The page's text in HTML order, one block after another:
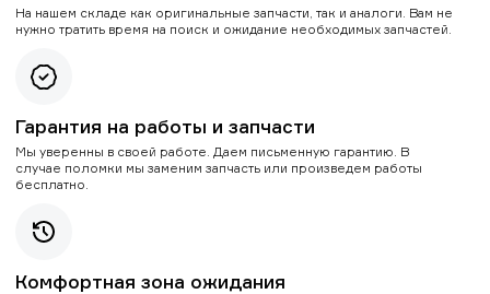
На нашем складе как оригинальные запчасти, так и аналоги. Вам не
нужно тратить время на поиск и ожидание необходимых запчастей.
Гарантия на работы и запчасти
Мы уверенны в своей работе. Даем письменную гарантию. В
случае поломки мы заменим запчасть или произведем работы
бесплатно.
Комфортная зона ожидания